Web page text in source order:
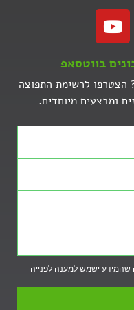
בווטסאפ
הצטרפו לרשימת התפוצה
ומבצעים מיוחדים.
שהמידע ישמש למענה לפנייה